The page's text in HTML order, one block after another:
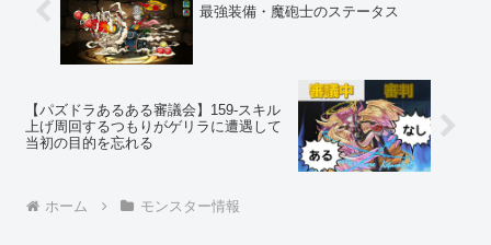
最強装備・魔砲士のステータス
【パズドラあるある審議会】159-スキル
上げ周回するつもりがゲリラに遭遇して
当初の目的を忘れる
ホーム モンスター情報